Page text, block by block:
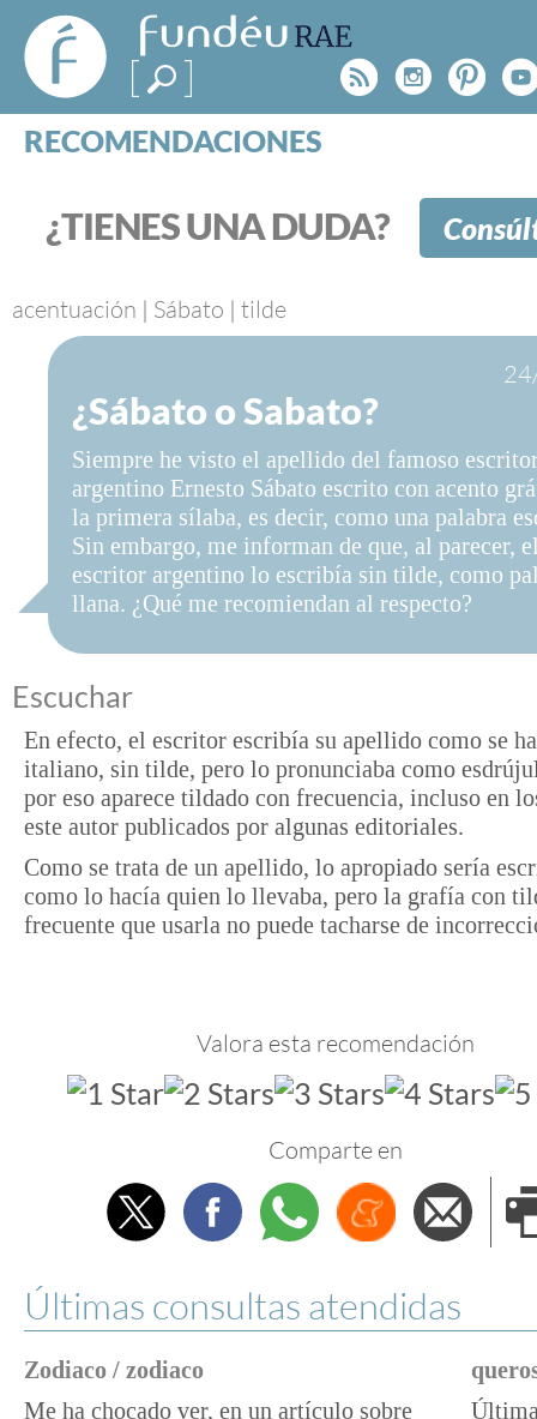
FundéuRAE
- Fundación
del Español
Urgente
Rss
RECOMENDACIONES
CATEGORÍAS
ESPECIALES
BLOG
NOTICIAS
SOBRE LA FUNDÉURAE
FundéuRAE es una fundación patrocinada por la
y la Real Academia Española, cuyo objetivo es
el buen uso del español en los medios de
Internet.
¿TIENES UNA DUDA?
acentuación | Sábato | tilde
¿Sábato o Sabato?
Siempre he visto el apellido del famoso
argentino Ernesto Sábato escrito con acento
la primera sílaba, es decir, como una palabra
Sin embargo, me informan de que, al parecer,
escritor argentino lo escribía sin tilde, como
llana. ¿Qué me recomiendan al respecto?
Escuchar
En efecto, el escritor escribía su apellido como se
italiano, sin tilde, pero lo pronunciaba como
por eso aparece tildado con frecuencia, incluso en
este autor publicados por algunas editoriales.
Como se trata de un apellido, lo apropiado sería
como lo hacía quien lo llevaba, pero la grafía con
frecuente que usarla no puede tacharse de
Valora esta recomendación
Comparte en
TwitterFacebookWhatsappMenéame
Últimas consultas atendidas
Zodiaco / zodiaco
Me ha chocado ver, en un artículo sobre